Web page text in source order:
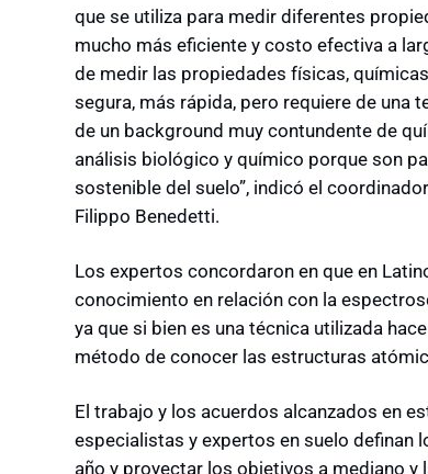
que se utiliza para medir diferentes
mucho más eficiente y costo efectiva a
de medir las propiedades físicas,
segura, más rápida, pero requiere de una
de un background muy contundente de
análisis biológico y químico porque son
sostenible del suelo”, indicó el
Filippo Benedetti.
Los expertos concordaron en que en
conocimiento en relación con la
ya que si bien es una técnica utilizada
método de conocer las estructuras
El trabajo y los acuerdos alcanzados en
especialistas y expertos en suelo definan
año y proyectar los objetivos a mediano y